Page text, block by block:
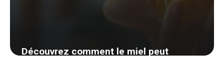
Découvrez comment le miel peut